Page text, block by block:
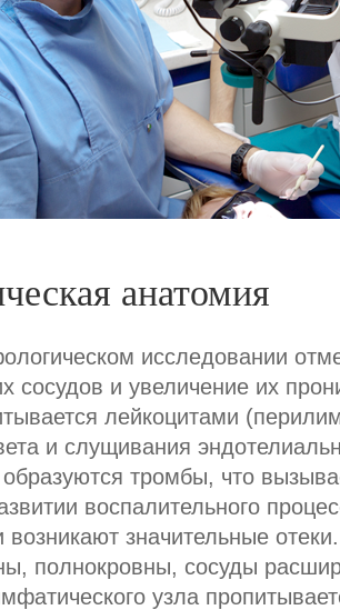
анатомия
исследовании
сосудов и увеличение их
лейкоцитами
и слущивания
образуются тромбы, что
воспалительного
возникают значительные
полнокровны, сосуды
узла